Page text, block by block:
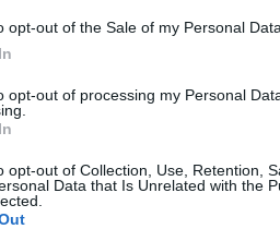
opt-out of the Sale of my Personal Data.
opt-out of processing my Personal
opt-out of Collection, Use, Retention,
Data that Is Unrelated with the
1-2 Οκτωβρίου
το πρόγραμμα της
Σαββατοκύριακο του